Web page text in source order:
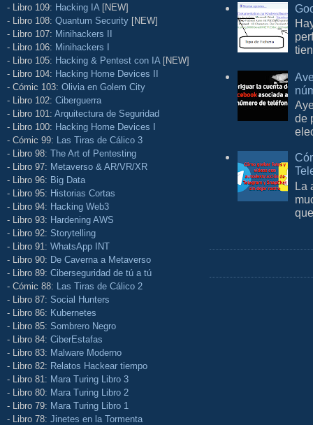
- Libro 109: Hacking IA [NEW]
- Libro 108: Quantum Security [NEW]
- Libro 107: Minihackers II
- Libro 106: Minihackers I
- Libro 105: Hacking & Pentest con IA [NEW]
- Libro 104: Hacking Home Devices II
- Cómic 103: Olivia en Golem City
- Libro 102: Ciberguerra
- Libro 101: Arquitectura de Seguridad
- Libro 100: Hacking Home Devices I
- Cómic 99: Las Tiras de Cálico 3
- Libro 98: The Art of Pentesting
- Libro 97: Metaverso & AR/VR/XR
- Libro 96: Big Data
- Libro 95: Historias Cortas
- Libro 94: Hacking Web3
- Libro 93: Hardening AWS
- Libro 92: Storytelling
- Libro 91: WhatsApp INT
- Libro 90: De Caverna a Metaverso
- Libro 89: Ciberseguridad de tú a tú
- Cómic 88: Las Tiras de Cálico 2
- Libro 87: Social Hunters
- Libro 86: Kubernetes
- Libro 85: Sombrero Negro
- Libro 84: CiberEstafas
- Libro 83: Malware Moderno
- Libro 82: Relatos Hackear tiempo
- Libro 81: Mara Turing Libro 3
- Libro 80: Mara Turing Libro 2
- Libro 79: Mara Turing Libro 1
- Libro 78: Jinetes en la Tormenta
de
La